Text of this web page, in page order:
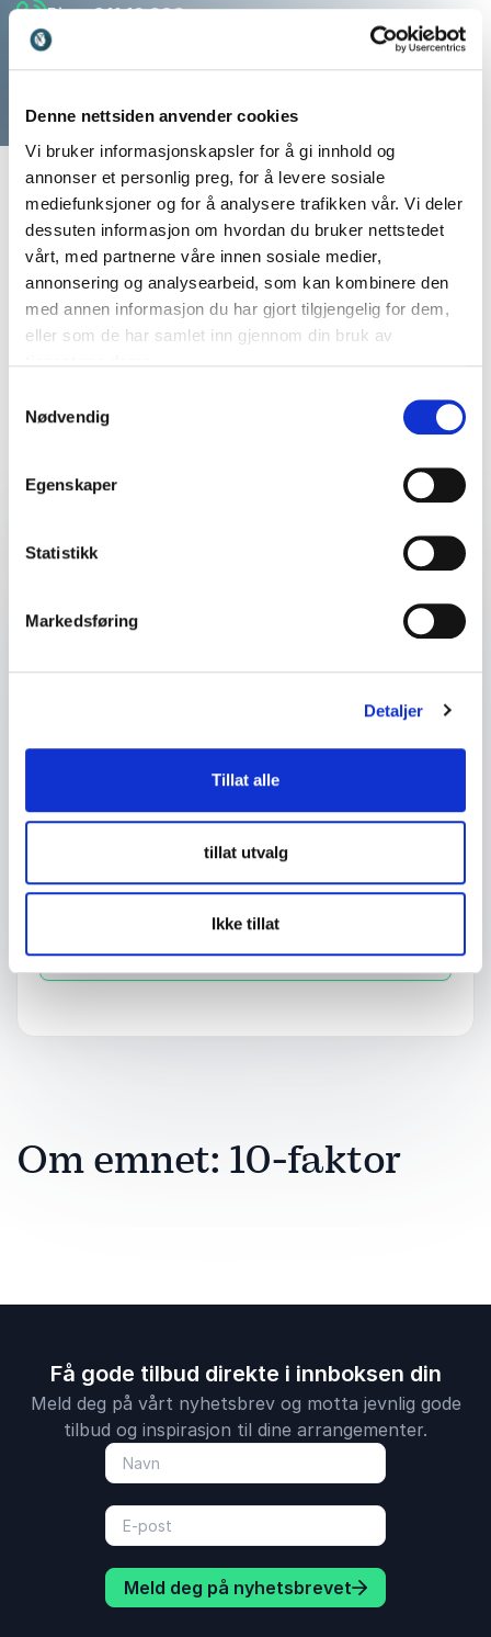
Denne nettsiden anvender cookies
Vi bruker informasjonskapsler for å gi innhold og
annonser et personlig preg, for å levere sosiale
mediefunksjoner og for å analysere trafikken vår. Vi deler
dessuten informasjon om hvordan du bruker nettstedet
vårt, med partnerne våre innen sosiale medier,
annonsering og analysearbeid, som kan kombinere den
med annen informasjon du har gjort tilgjengelig for dem,
eller som de har samlet inn gjennom din bruk av
Nødvendig
Egenskaper
Statistikk
Markedsføring
Detaljer
Tillat alle
tillat utvalg
Ikke tillat
Ring: 911 16 989
Vi er klare til å hjelpe
Finn den perfekte match til ditt
event
Dit telefonnummer
Firma eller organisasjon
Detaljer om ditt arrangement
Send forespørsel
Om emnet: 10-faktor
Få gode tilbud direkte i innboksen din
Meld deg på vårt nyhetsbrev og motta jevnlig gode
tilbud og inspirasjon til dine arrangementer.
Meld deg på nyhetsbrevet